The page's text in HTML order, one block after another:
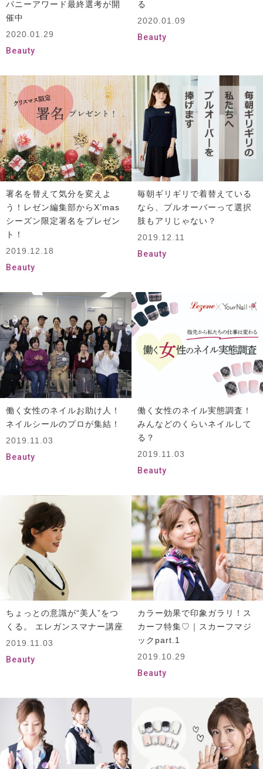
パニーアワード最終選考が開
催中
2020.01.29
Beauty
る
2020.01.09
Beauty
署名を替えて気分を変えよ
う！レゼン編集部からX’mas
シーズン限定署名をプレゼン
ト！
2019.12.18
Beauty
毎朝ギリギリで着替えている
なら、プルオーバーって選択
肢もアリじゃない？
2019.12.11
Beauty
働く女性のネイルお助け人！
ネイルシールのプロが集結！
2019.11.03
Beauty
働く女性のネイル実態調査！
みんなどのくらいネイルして
る？
2019.11.03
Beauty
ちょっとの意識が“美人”をつ
くる。 エレガンスマナー講座
2019.11.03
Beauty
カラー効果で印象ガラリ！ス
カーフ特集♡｜スカーフマジ
ックpart.1
2019.10.29
Beauty